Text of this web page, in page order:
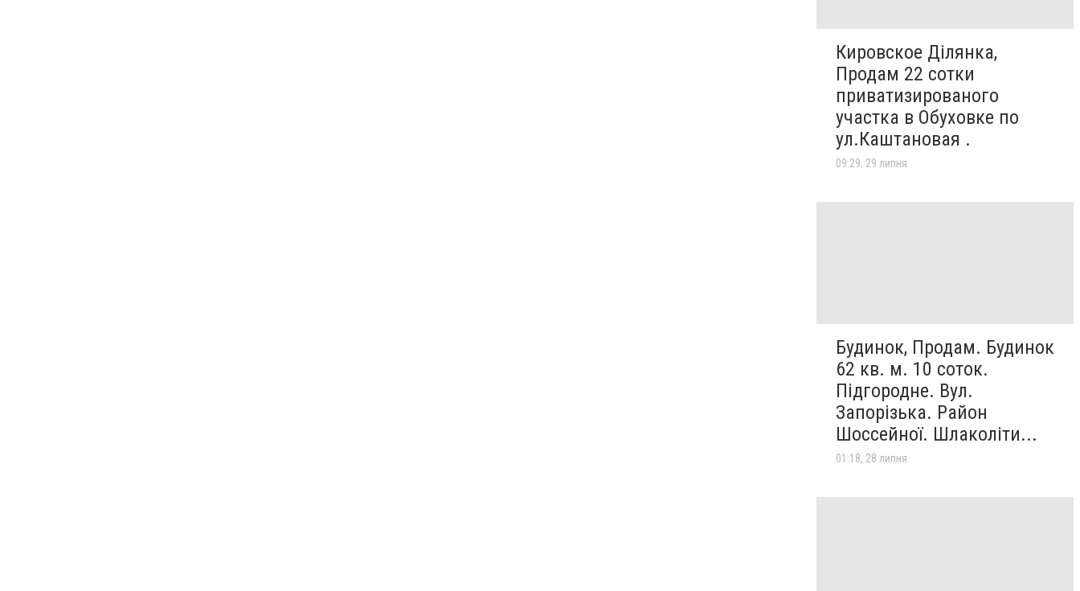
Кировское Ділянка,
Продам 22 сотки
приватизированого
участка в Обуховке по
ул.Каштановая .
09:29, 29 липня
Будинок, Продам. Будинок
62 кв. м. 10 соток.
Підгородне. Вул.
Запорізька. Район
Шоссейної. Шлаколіти...
01:18, 28 липня